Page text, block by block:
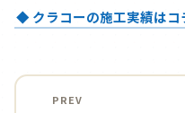
◆ クラコーの施工実績はコ
PREV